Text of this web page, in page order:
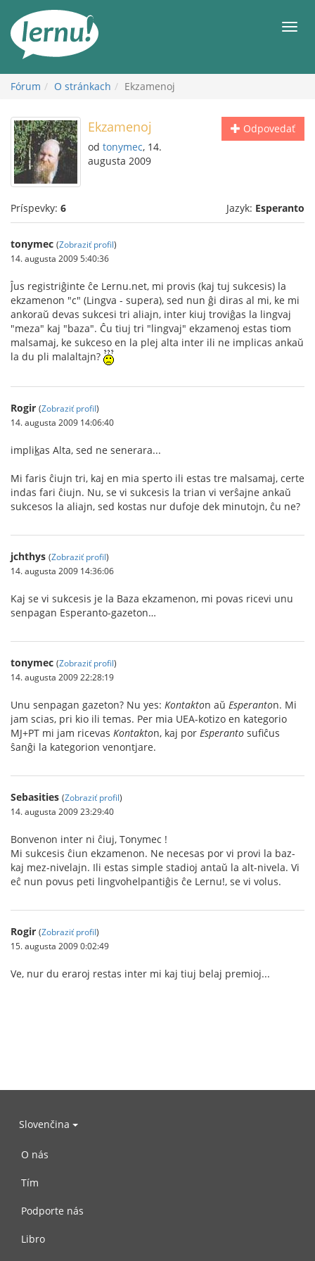
obsah
Fórum O stránkach Ekzamenoj
Odpovedať
Ekzamenoj
od tonymec, 14.
augusta 2009
Príspevky: 6 Jazyk: Esperanto
tonymec (Zobraziť profil)
14. augusta 2009 5:40:36
Ĵus registriĝinte ĉe Lernu.net, mi provis (kaj tuj sukcesis) la
ekzamenon "c" (Lingva - supera), sed nun ĝi diras al mi, ke mi
ankoraŭ devas sukcesi tri aliajn, inter kiuj troviĝas la lingvaj
"meza" kaj "baza". Ĉu tiuj tri "lingvaj" ekzamenoj estas tiom
malsamaj, ke sukceso en la plej alta inter ili ne implicas ankaŭ
la du pli malaltajn?
Rogir (Zobraziť profil)
14. augusta 2009 14:06:40
implikas Alta, sed ne senerara...
Mi faris ĉiujn tri, kaj en mia sperto ili estas tre malsamaj, certe
indas fari ĉiujn. Nu, se vi sukcesis la trian vi verŝajne ankaŭ
sukcesos la aliajn, sed kostas nur dufoje dek minutojn, ĉu ne?
jchthys (Zobraziť profil)
14. augusta 2009 14:36:06
Kaj se vi sukcesis je la Baza ekzamenon, mi povas ricevi unu
senpagan Esperanto-gazeton…
tonymec (Zobraziť profil)
14. augusta 2009 22:28:19
Unu senpagan gazeton? Nu yes: Kontakton aŭ Esperanton. Mi
jam scias, pri kio ili temas. Per mia UEA-kotizo en kategorio
MJ+PT mi jam ricevas Kontakton, kaj por Esperanto sufiĉus
ŝanĝi la kategorion venontjare.
Sebasities (Zobraziť profil)
14. augusta 2009 23:29:40
Bonvenon inter ni ĉiuj, Tonymec !
Mi sukcesis ĉiun ekzamenon. Ne necesas por vi provi la baz-
kaj mez-nivelajn. Ili estas simple stadioj antaŭ la alt-nivela. Vi
eĉ nun povus peti lingvohelpantiĝis ĉe Lernu!, se vi volus.
Rogir (Zobraziť profil)
15. augusta 2009 0:02:49
Ve, nur du eraroj restas inter mi kaj tiuj belaj premioj...
Slovenčina
O nás
Tím
Podporte nás
Libro